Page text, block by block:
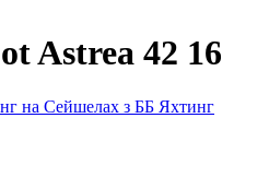
Astrea 42 16